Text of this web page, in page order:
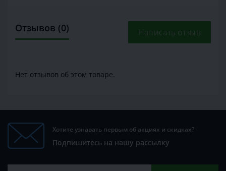
Отзывов (0) Написать отзыв
Нет отзывов об этом товаре.
Хотите узнавать первым об акциях и скидках?
Подпишитесь на нашу рассылку